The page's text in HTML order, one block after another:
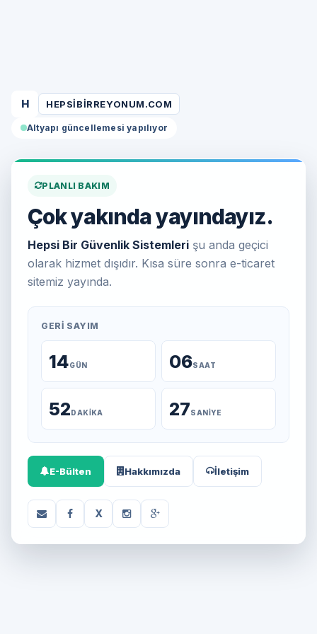
H HEPSIBIRREYONUM.COM
Altyapı güncellemesi yapılıyor
PLANLI BAKIM
Çok yakında yayındayız.
Hepsi Bir Güvenlik Sistemleri şu anda geçici
olarak hizmet dışıdır. Kısa süre sonra e-ticaret
sitemiz yayında.
GERI SAYIM
14GÜN 06SAAT
52DAKIKA 27SANIYE
E-Bülten Hakkımızda İletişim
X